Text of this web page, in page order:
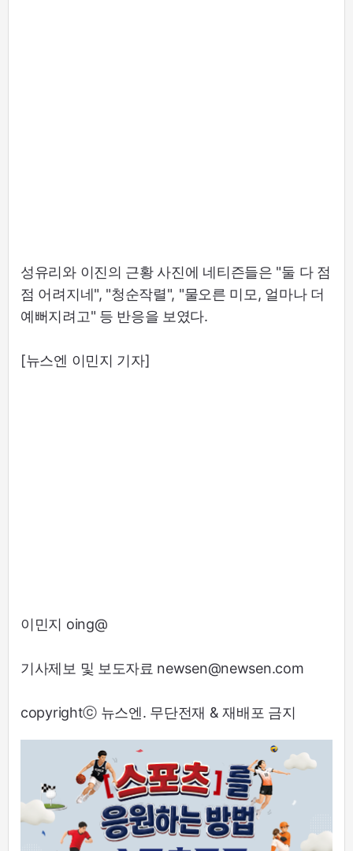
성유리와 이진의 근황 사진에 네티즌들은 "둘 다 점
점 어려지네", "청순작렬", "물오른 미모, 얼마나 더
예뻐지려고" 등 반응을 보였다.
[뉴스엔 이민지 기자]
이민지 oing@
기사제보 및 보도자료 newsen@newsen.com
copyrightⓒ 뉴스엔. 무단전재 & 재배포 금지